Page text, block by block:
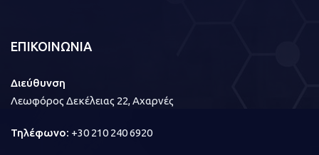
ΕΠΙΚΟΙΝΩΝΙΑ
Διεύθυνση
Λεωφόρος Δεκέλειας 22, Αχαρνές
Τηλέφωνο: +30 210 240 6920